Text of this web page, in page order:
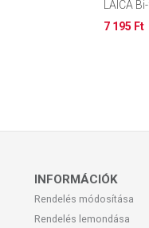
LAICA
7 195 Ft
INFORMÁCIÓK
Rendelés módosítása
Rendelés lemondása